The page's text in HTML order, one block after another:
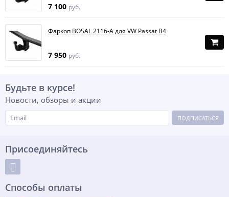
7 100 руб.
Фаркоп BOSAL 2116-A для VW Passat B4
7 950 руб.
Будьте в курсе!
Новости, обзоры и акции
ПОДПИСАТЬСЯ
Присоединяйтесь
Способы оплаты